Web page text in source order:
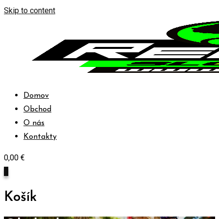
Skip to content
Domov
Obchod
O nás
Kontakty
0,00 €
Košík